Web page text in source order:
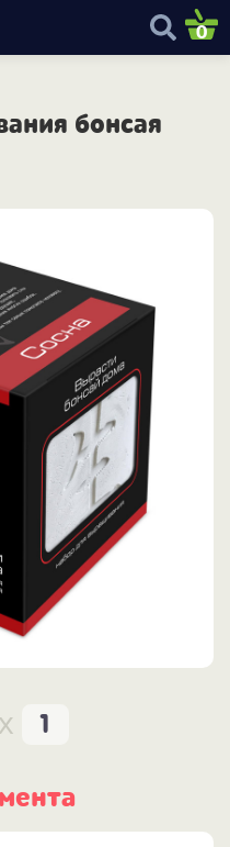
0
бонсая
x